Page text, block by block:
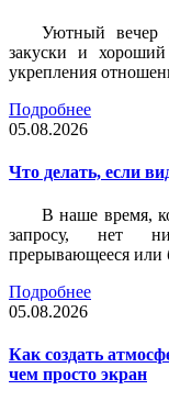
Уютный вечер
закуски и
укрепления
Подробнее
05.08.2026
Что делать, если
В наше время,
запросу, нет
прерывающееся или
Подробнее
05.08.2026
Как создать
чем просто экран